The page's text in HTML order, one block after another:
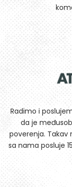
Radimo i
da je
poverenja.
sa nama posluje